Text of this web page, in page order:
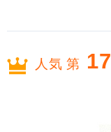
人気 第 17